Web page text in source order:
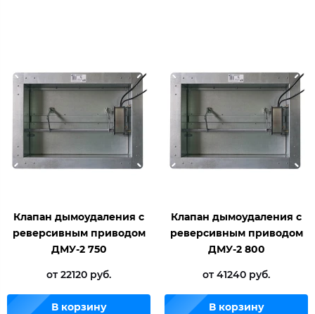
Клапан дымоудаления с
реверсивным приводом
ДМУ-2 750
от 22120 руб.
В корзину
Клапан дымоудаления с
реверсивным приводом
ДМУ-2 800
от 41240 руб.
В корзину